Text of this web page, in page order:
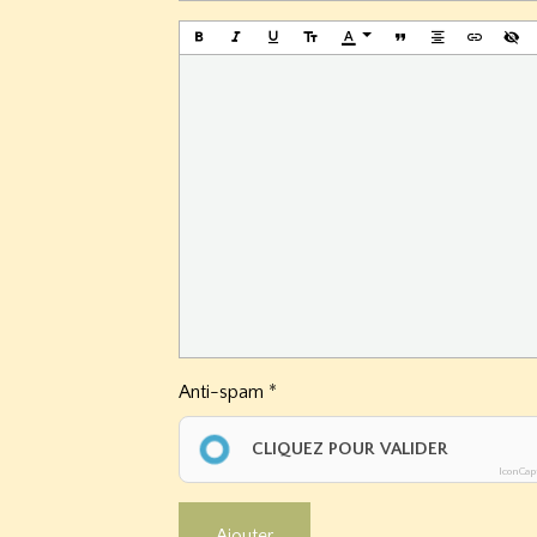
Anti-spam
CLIQUEZ POUR VALIDER